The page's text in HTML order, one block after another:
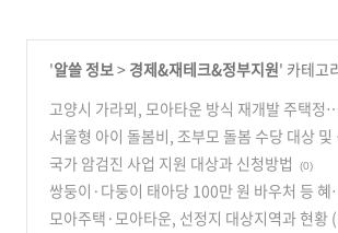
'알쓸 정보> 경제&재테크&정부지원' 카테고
고양시 가라뫼, 모아타운 방식 재개발 주택정
추진
(1)
서울형 아이 돌봄비, 조부모 돌봄 수당 대상 및
법
(0)
국가 암검진 사업 지원 대상과 신청방법 (0)
쌍둥이·다둥이 태아당 100만 원 바우처 등 혜
확대 (0)
모아주택·모아타운, 선정지 대상지역과 현황